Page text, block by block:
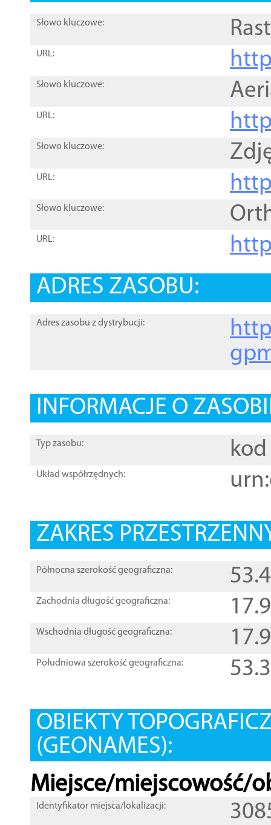
Słowo kluczowe:
URL:
Słowo kluczowe:
URL:
Słowo kluczowe:
URL:
Słowo kluczowe:
URL:
ADRES ZASOBU:
Adres zasobu z dystrybucji:
INFORMACJE O
Typ zasobu: kod
Układ współrzędnych:
ZAKRES
Północna szerokość geograficzna:
Zachodnia długość geograficzna:
Wschodnia długość geograficzna:
Południowa szerokość geograficzna:
OBIEKTY
(GEONAMES):
Miejsce/miejscowość/
Identyfikator miejsca/lokalizacji: